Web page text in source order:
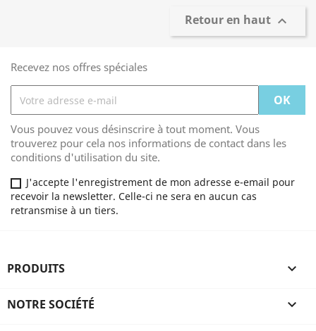
Retour en haut 
Recevez nos offres spéciales
Vous pouvez vous désinscrire à tout moment. Vous
trouverez pour cela nos informations de contact dans les
conditions d'utilisation du site.
J'accepte l'enregistrement de mon adresse e-email pour
recevoir la newsletter. Celle-ci ne sera en aucun cas
retransmise à un tiers.
PRODUITS 
NOTRE SOCIÉTÉ 